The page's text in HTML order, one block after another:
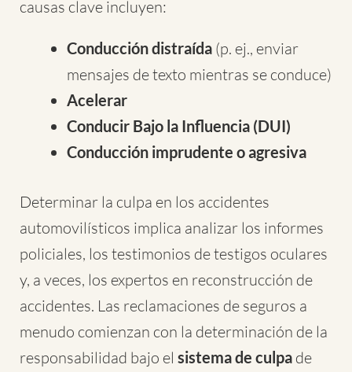
causas clave incluyen:
Conducción distraída (p. ej., enviar
mensajes de texto mientras se conduce)
Acelerar
Conducir Bajo la Influencia (DUI)
Conducción imprudente o agresiva
Determinar la culpa en los accidentes
automovilísticos implica analizar los informes
policiales, los testimonios de testigos oculares
y, a veces, los expertos en reconstrucción de
accidentes. Las reclamaciones de seguros a
menudo comienzan con la determinación de la
responsabilidad bajo el sistema de culpa de